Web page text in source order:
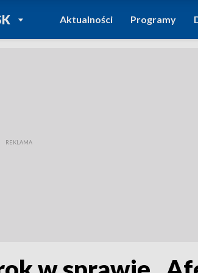
DO
REGIONY
Aktualności Programy